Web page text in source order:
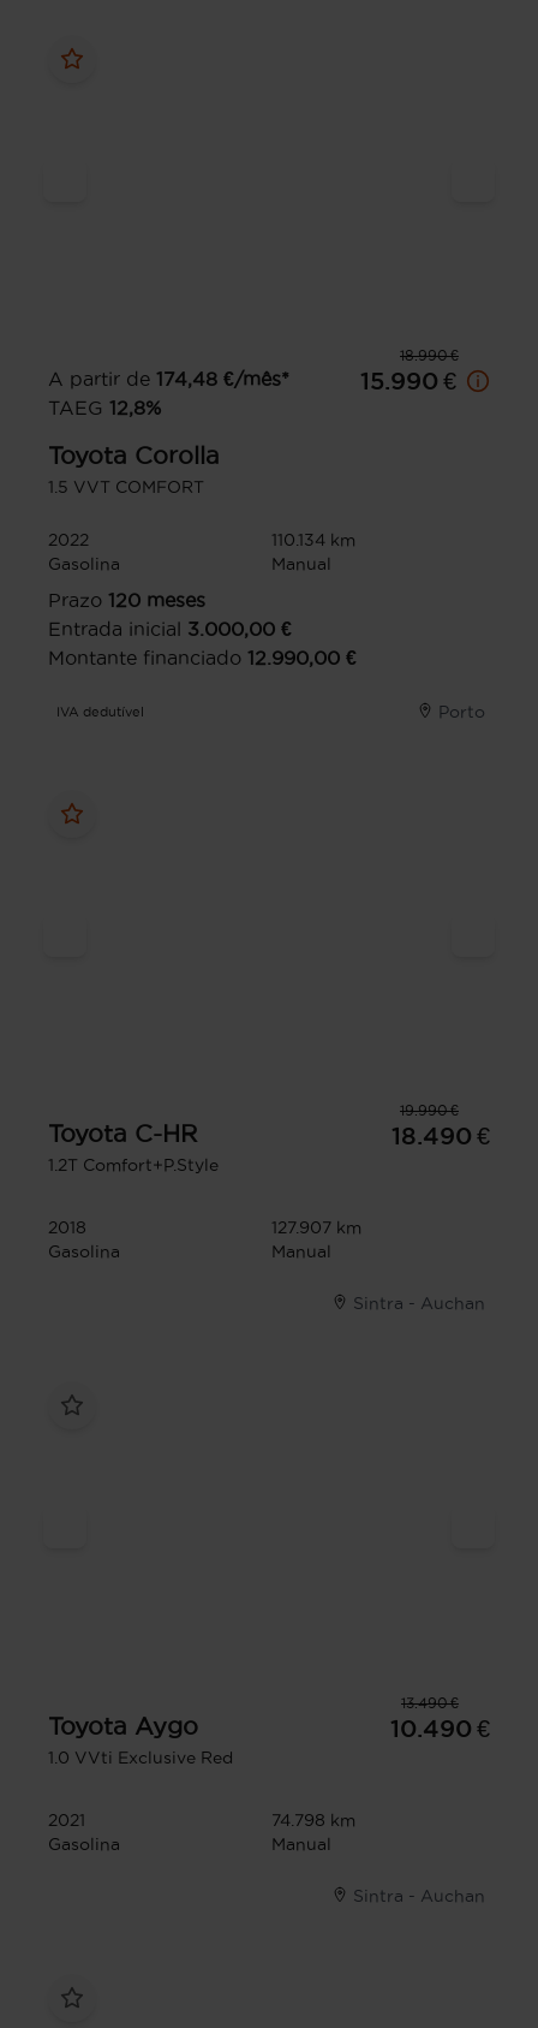
18.990 €
A partir de 174,48 €/mês*
TAEG 12,8%
15.990 €
Toyota Corolla
1.5 VVT COMFORT
2022
110.134 km
Gasolina
Manual
Prazo 120 meses
Entrada inicial 3.000,00 €
Montante financiado 12.990,00 €
IVA dedutível Porto
19.990 €
Toyota C-HR
1.2T Comfort+P.Style
18.490 €
2018
127.907 km
Gasolina
Manual
Sintra - Auchan
13.490 €
Toyota Aygo
1.0 VVti Exclusive Red
10.490 €
2021
74.798 km
Gasolina
Manual
Sintra - Auchan